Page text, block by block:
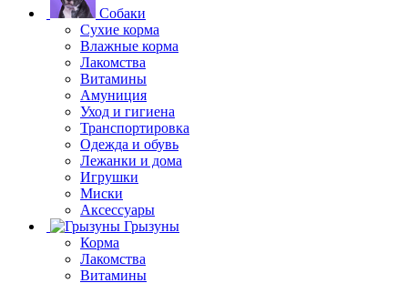
Собаки
Сухие корма
Влажные корма
Лакомства
Витамины
Амуниция
Уход и гигиена
Транспортировка
Одежда и обувь
Лежанки и дома
Игрушки
Миски
Аксессуары
Грызуны
Корма
Лакомства
Витамины